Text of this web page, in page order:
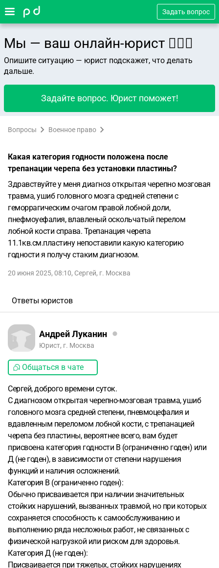
Задать вопрос
Мы — ваш онлайн-юрист 👨🏻‍⚖️
Опишите ситуацию — юрист подскажет, что делать
дальше.
Задайте вопрос. Юрист поможет!
Вопросы Военное право
Какая категория годности положена после
трепанации черепа без установки пластины?
Здравствуйте у меня диагноз открытая черепно мозговая
травма, ушиб головного мозга средней степени с
геморрагическим очагом правой лобной доли,
пнефмоуефалия, влавленый оскольчатый перелом
лобной кости справа. Трепанация черепа
11.1кв.см.пластину непоставили какую категорию
годности я получу стаким диагнозом.
20 июня 2025, 08:10, Сергей, г. Москва
Ответы юристов
Андрей Луканин
Юрист, г. Москва
Общаться в чате
Сергей, доброго времени суток.
С диагнозом открытая черепно-мозговая травма, ушиб
головного мозга средней степени, пневмоцефалия и
вдавленным переломом лобной кости, с трепанацией
черепа без пластины, вероятнее всего, вам будет
присвоена категория годности В (ограниченно годен) или
Д (не годен), в зависимости от степени нарушения
функций и наличия осложнений.
Категория В (ограниченно годен):
Обычно присваивается при наличии значительных
стойких нарушений, вызванных травмой, но при которых
сохраняется способность к самообслуживанию и
выполнению ряда несложных работ, не связанных с
физической нагрузкой или риском для здоровья.
Категория Д (не годен):
Присваивается при тяжелых, стойких нарушениях